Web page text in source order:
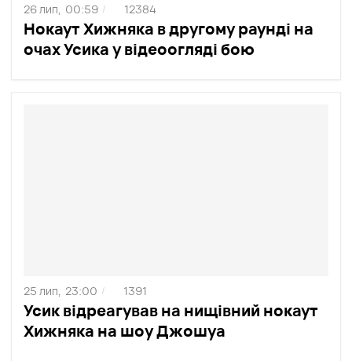
Нокаут Хижняка в другому раунді на
очах Усика у відеоогляді бою
26 лип, 00:59 / 12384
Усик відреагував на нищівний нокаут
Хижняка на шоу Джошуа
25 лип, 23:00 / 1391